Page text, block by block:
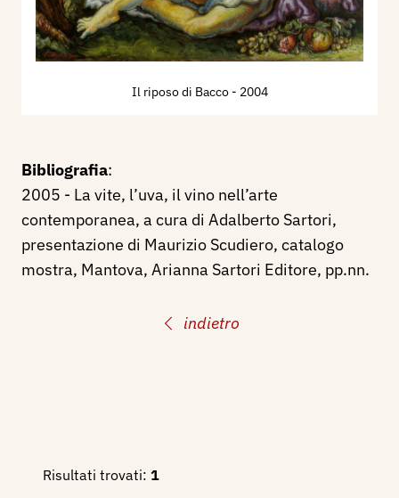
indietro
Il riposo di Bacco - 2004
Bibliografia:
2005 - La vite, l’uva, il vino nell’arte
contemporanea, a cura di Adalberto Sartori,
presentazione di Maurizio Scudiero, catalogo
mostra, Mantova, Arianna Sartori Editore, pp.nn.
Risultati trovati: 1